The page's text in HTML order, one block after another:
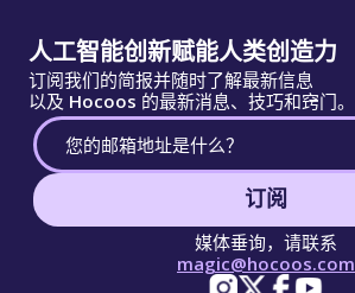
人工智能创新赋能人类创造力
订阅我们的简报并随时了解最新信息
以及 Hocoos 的最新消息、技巧和窍门。
订阅
媒体垂询，请联系
magic@hocoos.com